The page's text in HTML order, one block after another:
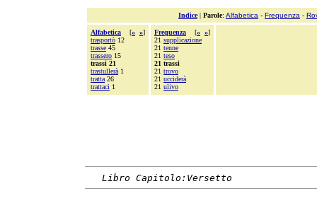
Indice| Parole: Alfabetica - Frequenza -
Alfabetica [« »]
trasportò 12
trasse 45
trassero 15
trassi 21
trastullerà 1
tratta 26
trattaci 1
Frequenza [« »]
21 supplicazione
21 tenne
21 teso
21 trassi
21 trovo
21 ucciderà
21 ulivo
Libro Capitolo:Versetto